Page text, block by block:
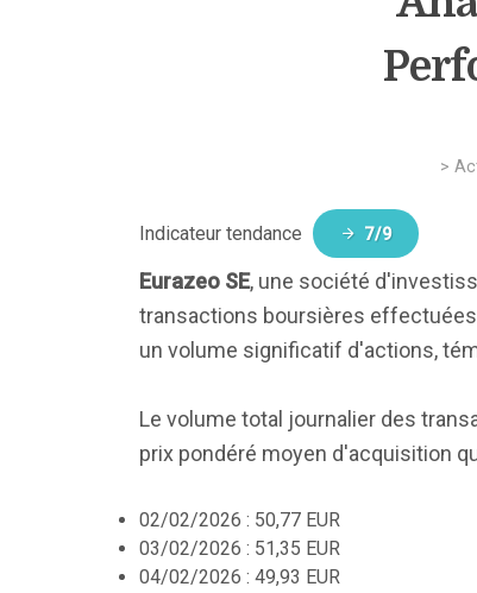
>
Indicateur tendance 7/9
Eurazeo SE, une société
transactions boursières effectuées
un volume significatif d'actions,
Le volume total journalier des
prix pondéré moyen d'acquisition
02/02/2026 : 50,77 EUR
03/02/2026 : 51,35 EUR
04/02/2026 : 49,93 EUR